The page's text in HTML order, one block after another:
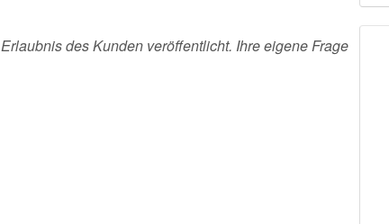
des Kunden veröffentlicht. Ihre eigene Frage